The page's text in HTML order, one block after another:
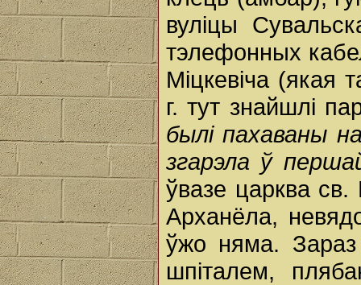
вуліцы
тэлефонных
Міцкевіча (якая
г. тут знайшлі
былі пахаваны
згарэла ў
ўвазе царква св.
Арханёла,
ўжо няма. Зараз
шпіталем,